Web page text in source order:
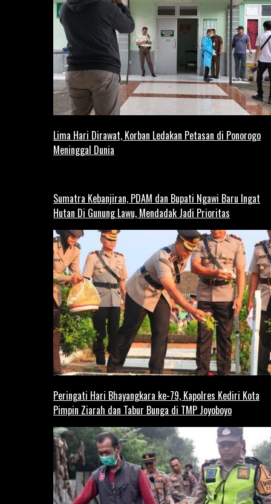
Lima Hari Dirawat, Korban Ledakan Petasan di Ponorogo
Meninggal Dunia
Sumatra Kebanjiran, PDAM dan Bupati Ngawi Baru Ingat
Hutan Di Gunung Lawu, Mendadak Jadi Prioritas
Peringati Hari Bhayangkara ke-79, Kapolres Kediri Kota
Pimpin Ziarah dan Tabur Bunga di TMP Joyoboyo